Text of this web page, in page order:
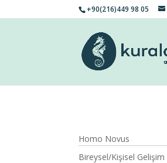
+90(216)449 98 05
Homo Novus
Bireysel/Kişisel Gelişim